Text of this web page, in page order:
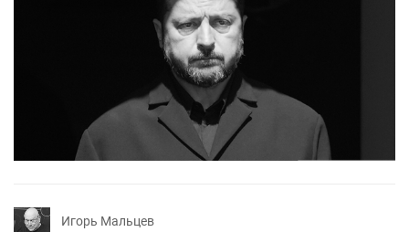
Игорь Мальцев